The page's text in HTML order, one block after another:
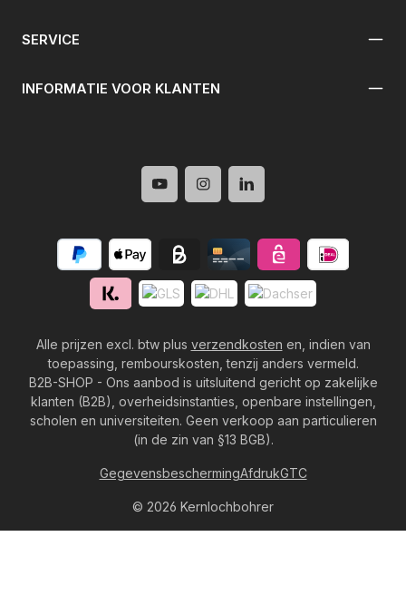
SERVICE
INFORMATIE VOOR KLANTEN
Alle prijzen excl. btw plus verzendkosten en, indien van
toepassing, rembourskosten, tenzij anders vermeld.
B2B-SHOP - Ons aanbod is uitsluitend gericht op zakelijke
klanten (B2B), overheidsinstanties, openbare instellingen,
scholen en universiteiten. Geen verkoop aan particulieren
(in de zin van §13 BGB).
© 2026 Kernlochbohrer
GegevensbeschermingAfdrukGTC